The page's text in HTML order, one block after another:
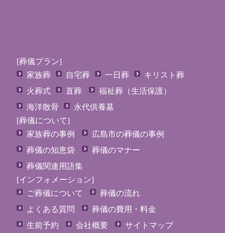
[葬儀プラン]
家族葬
自宅葬 一日葬
キリスト葬
火葬式
直葬
福祉葬（生活保護）
海洋散骨
永代供養墓
[葬儀について]
家族葬の事例
広島市の葬儀の事例
葬儀の知恵袋
葬儀のマナー
葬儀関連用語集
[インフォメーション]
ご葬儀について
葬儀の流れ
よくある質問
葬儀の費用・料金
生前予約
会社概要
サイトマップ